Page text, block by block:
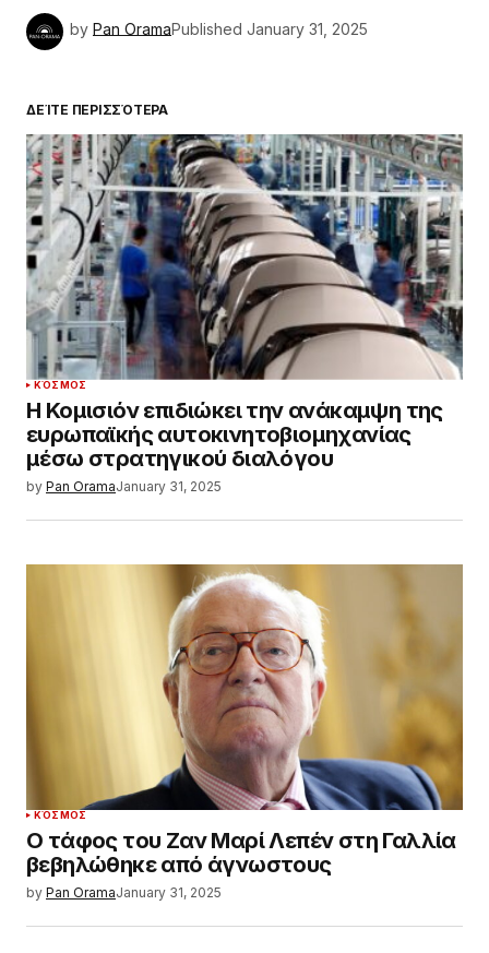
by Pan OramaPublished January 31, 2025
ΔΕΊΤΕ ΠΕΡΙΣΣΌΤΕΡΑ
ΚΌΣΜΟΣ
Η Κομισιόν επιδιώκει την ανάκαμψη της
ευρωπαϊκής αυτοκινητοβιομηχανίας
μέσω στρατηγικού διαλόγου
by Pan OramaJanuary 31, 2025
ΚΌΣΜΟΣ
Ο τάφος του Ζαν Μαρί Λεπέν στη Γαλλία
βεβηλώθηκε από άγνωστους
by Pan OramaJanuary 31, 2025